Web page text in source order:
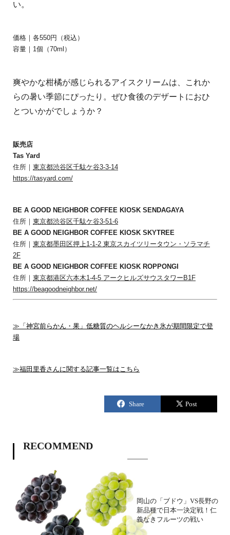
い。
価格｜各550円（税込）
容量｜1個（70ml）
爽やかな柑橘が感じられるアイスクリームは、これか
らの暑い季節にぴったり。ぜひ食後のデザートにおひ
とついかがでしょうか？
販売店
Tas Yard
住所｜ 東京都渋谷区千駄ケ谷3-3-14
https://tasyard.com/
BE A GOOD NEIGHBOR COFFEE KIOSK SENDAGAYA
住所｜ 東京都渋谷区千駄ケ谷3-51-6
BE A GOOD NEIGHBOR COFFEE KIOSK SKYTREE
住所｜ 東京都墨田区押上1-1-2 東京スカイツリータウン・ソラマチ
2F
BE A GOOD NEIGHBOR COFFEE KIOSK ROPPONGI
住所｜ 東京都港区六本木1-4-5 アークヒルズサウスタワーB1F
https://beagoodneighbor.net/
≫「神宮前らかん・果」低糖質のヘルシーなかき氷が期間限定で登
場
≫福田里香さんに関する記事一覧はこちら
RECOMMEND
岡山の「ブドウ」VS長野の
新品種で日本一決定戦！仁
義なきフルーツの戦い